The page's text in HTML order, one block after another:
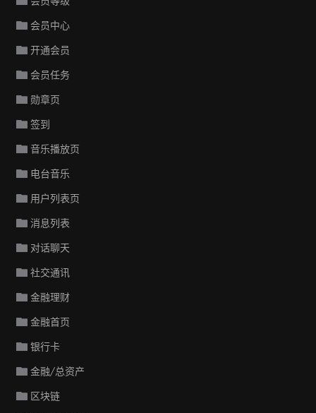
会员中心
开通会员
会员任务
勋章页
签到
音乐播放页
电台音乐
用户列表页
消息列表
对话聊天
社交通讯
金融理财
金融首页
银行卡
金融/总资产
区块链